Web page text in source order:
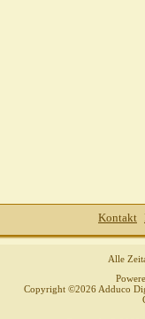
Kontakt
Alle
Copyright ©2026 Adduco